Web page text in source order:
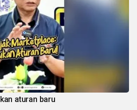
aturan baru